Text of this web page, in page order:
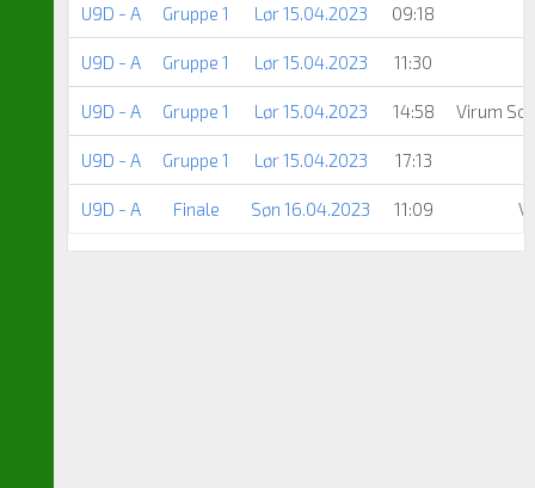
U9D - A Gruppe 1 Lør 15.04.2023 09:18
U9D - A Gruppe 1 Lør 15.04.2023 11:30
U9D - A Gruppe 1 Lør 15.04.2023 14:58 Virum
U9D - A Gruppe 1 Lør 15.04.2023 17:13
U9D - A Finale Søn 16.04.2023 11:09